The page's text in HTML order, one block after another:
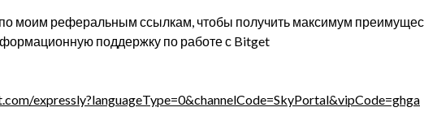
по моим реферальным ссылкам, чтобы получить максимум
поддержку по работе с Bitget
expressly?languageType=0&channelCode=SkyPortal&vipCode=ghga